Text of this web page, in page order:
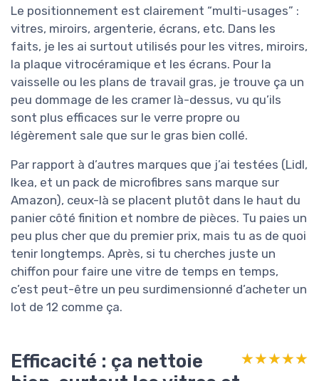
Le positionnement est clairement “multi-usages” :
vitres, miroirs, argenterie, écrans, etc. Dans les
faits, je les ai surtout utilisés pour les vitres, miroirs,
la plaque vitrocéramique et les écrans. Pour la
vaisselle ou les plans de travail gras, je trouve ça un
peu dommage de les cramer là-dessus, vu qu’ils
sont plus efficaces sur le verre propre ou
légèrement sale que sur le gras bien collé.
Par rapport à d’autres marques que j’ai testées (Lidl,
Ikea, et un pack de microfibres sans marque sur
Amazon), ceux-là se placent plutôt dans le haut du
panier côté finition et nombre de pièces. Tu paies un
peu plus cher que du premier prix, mais tu as de quoi
tenir longtemps. Après, si tu cherches juste un
chiffon pour faire une vitre de temps en temps,
c’est peut-être un peu surdimensionné d’acheter un
lot de 12 comme ça.
Efficacité : ça nettoie
★★★★★
★★★★★